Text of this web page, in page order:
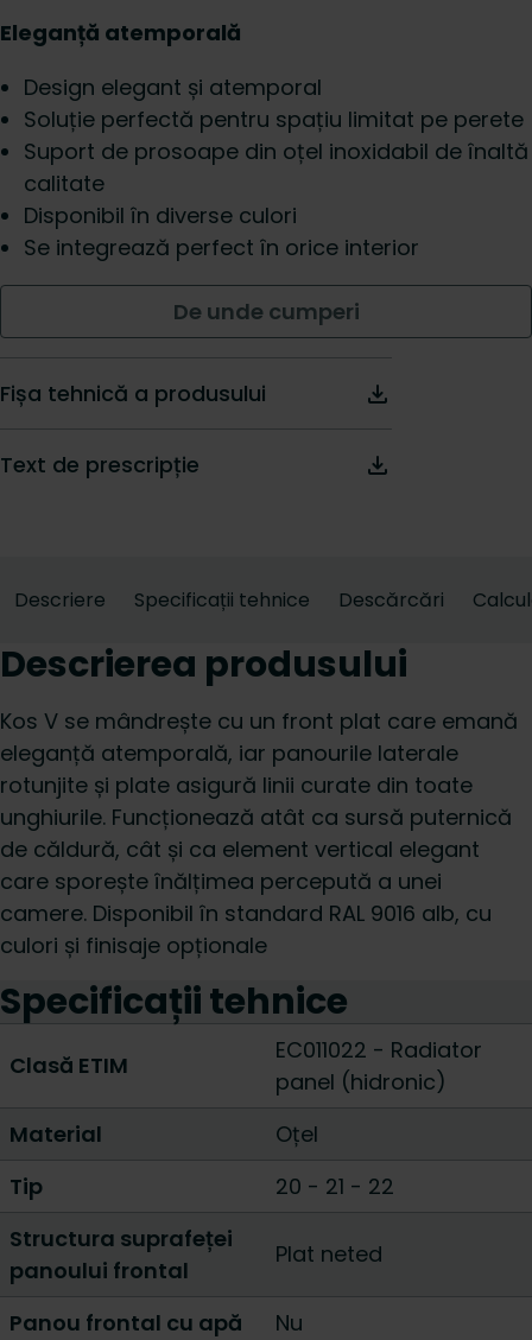
Eleganță atemporală
Design elegant și atemporal
Soluție perfectă pentru spațiu limitat pe perete
Suport de prosoape din oțel inoxidabil de înaltă
calitate
Disponibil în diverse culori
Se integrează perfect în orice interior
De unde cumperi
Fișa tehnică a produsului
Text de prescripție
Descriere Specificații tehnice Descărcări
Descrierea produsului
Kos V se mândrește cu un front plat care emană
eleganță atemporală, iar panourile laterale
rotunjite și plate asigură linii curate din toate
unghiurile. Funcționează atât ca sursă puternică
de căldură, cât și ca element vertical elegant
care sporește înălțimea percepută a unei
camere. Disponibil în standard RAL 9016 alb, cu
culori și finisaje opționale
Specificații tehnice
Clasă ETIM
EC011022 - Radiator
panel (hidronic)
Material
Oțel
Tip
20 - 21 - 22
Structura suprafeței
panoului frontal
Plat neted
Panou frontal cu apă
Nu